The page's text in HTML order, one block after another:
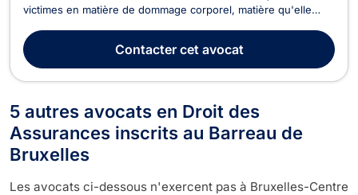
victimes en matière de dommage corporel, matière qu'elle
mettra donc tout en œuvre pour assurer la défense de vos
intérêts et vous obtenir la meilleure indemnis...
Contactercet avocat
5 autres avocats en Droit des
Assurances inscrits au Barreau de
Bruxelles
Les avocats ci-dessous n'exercent pas à Bruxelles-Centre